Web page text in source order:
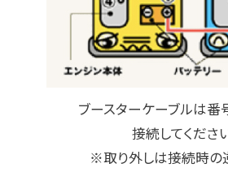
ブースターケーブルは番
接続してくださ
※取り外しは接続時の